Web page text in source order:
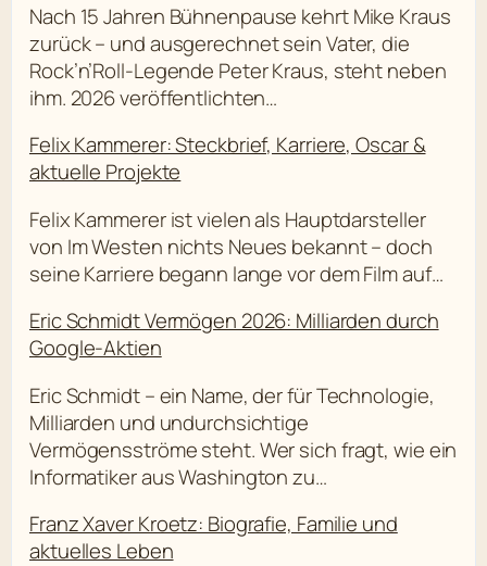
Nach 15 Jahren Bühnenpause kehrt Mike Kraus
zurück – und ausgerechnet sein Vater, die
Rock’n’Roll-Legende Peter Kraus, steht neben
ihm. 2026 veröffentlichten…
Felix Kammerer: Steckbrief, Karriere, Oscar &
aktuelle Projekte
Felix Kammerer ist vielen als Hauptdarsteller
von Im Westen nichts Neues bekannt – doch
seine Karriere begann lange vor dem Film auf…
Eric Schmidt Vermögen 2026: Milliarden durch
Google-Aktien
Eric Schmidt – ein Name, der für Technologie,
Milliarden und undurchsichtige
Vermögensströme steht. Wer sich fragt, wie ein
Informatiker aus Washington zu…
Franz Xaver Kroetz: Biografie, Familie und
aktuelles Leben